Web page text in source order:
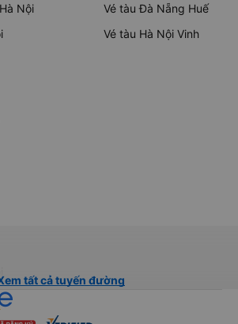
Nội
Vé tàu Đà Nẵng Huế
Vé tàu Hà Nội Vinh
tất cả tuyến đường